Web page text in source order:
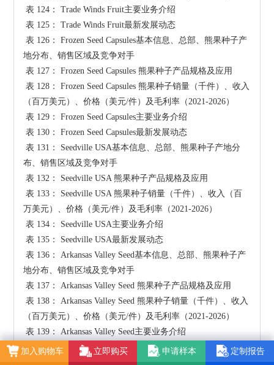
表 124： Trade Winds Fruit主要业务介绍
表 125： Trade Winds Fruit最新发展动态
表 126： Frozen Seed Capsules基本信息、总部、熊果种子产
地分布、销售区域及竞争对手
表 127： Frozen Seed Capsules 熊果种子产品规格及应用
表 128： Frozen Seed Capsules 熊果种子销量（千件）、收入
（百万美元）、价格（美元/件）及毛利率（2021-2026）
表 129： Frozen Seed Capsules主要业务介绍
表 130： Frozen Seed Capsules最新发展动态
表 131： Seedville USA基本信息、总部、熊果种子产地分
布、销售区域及竞争对手
表 132： Seedville USA 熊果种子产品规格及应用
表 133： Seedville USA 熊果种子销量（千件）、收入（百
万美元）、价格（美元/件）及毛利率（2021-2026）
表 134： Seedville USA主要业务介绍
表 135： Seedville USA最新发展动态
表 136： Arkansas Valley Seed基本信息、总部、熊果种子产
地分布、销售区域及竞争对手
表 137： Arkansas Valley Seed 熊果种子产品规格及应用
表 138： Arkansas Valley Seed 熊果种子销量（千件）、收入
（百万美元）、价格（美元/件）及毛利率（2021-2026）
表 139： Arkansas Valley Seed主要业务介绍
表 140： Arkansas Valley Seed最新发展动态
加入购物车 立即购买 申请样本 定制报告